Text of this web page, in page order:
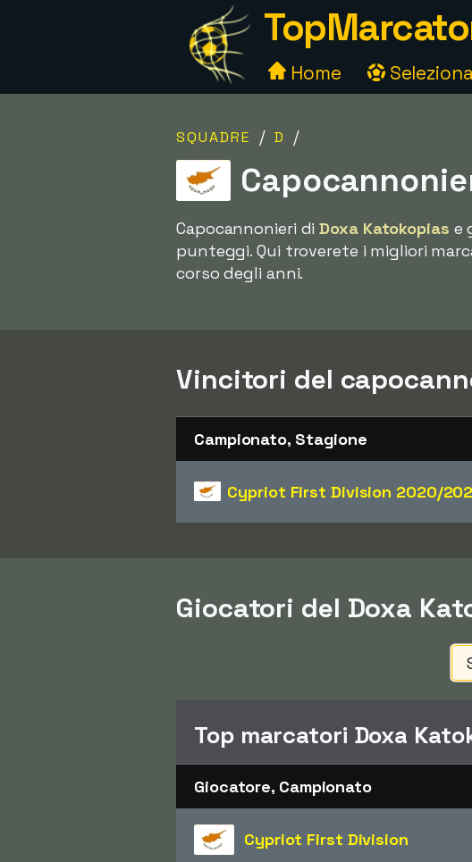
Home
SQUADRE / D /
Capocannonieri diDoxa Katokopias e
punteggi. Qui troverete i migliori
corso degli anni.
Vincitori del
Campionato, Stagione
Cypriot First Division 2020/
Giocatori del Doxa
Top marcatori Doxa
Giocatore, Campionato
Cypriot First Division